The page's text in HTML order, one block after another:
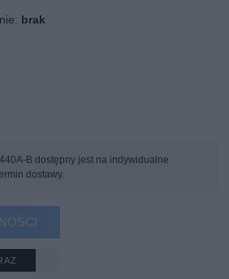
brak
B dostępny jest na indywidualne
dostawy.